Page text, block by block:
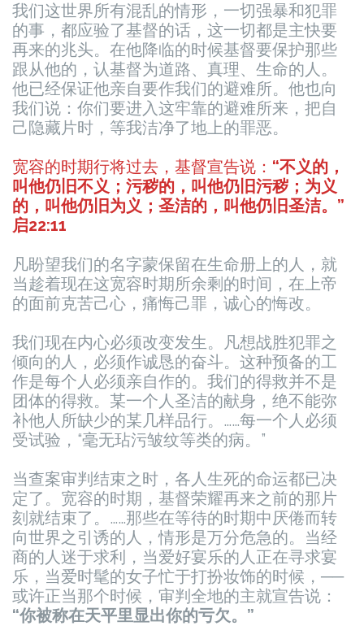
我们这世界所有混乱的情形，一切强暴和犯罪
的事，都应验了基督的话，这一切都是主快要
再来的兆头。在他降临的时候基督要保护那些
跟从他的，认基督为道路、真理、生命的人。
他已经保证他亲自要作我们的避难所。他也向
我们说：你们要进入这牢靠的避难所来，把自
己隐藏片时，等我洁净了地上的罪恶。
宽容的时期行将过去，基督宣告说： “不义的，
叫他仍旧不义；污秽的，叫他仍旧污秽；为义
的，叫他仍旧为义；圣洁的，叫他仍旧圣洁。”
启22:11
凡盼望我们的名字蒙保留在生命册上的人，就
当趁着现在这宽容时期所余剩的时间，在上帝
的面前克苦己心，痛悔己罪，诚心的悔改。
我们现在内心必须改变发生。凡想战胜犯罪之
倾向的人，必须作诚恳的奋斗。这种预备的工
作是每个人必须亲自作的。我们的得救并不是
团体的得救。某一个人圣洁的献身，绝不能弥
补他人所缺少的某几样品行。……每一个人必须
受试验，“毫无玷污皱纹等类的病。”
当查案审判结束之时，各人生死的命运都已决
定了。宽容的时期，基督荣耀再来之前的那片
刻就结束了。……那些在等待的时期中厌倦而转
向世界之引诱的人，情形是万分危急的。当经
商的人迷于求利，当爱好宴乐的人正在寻求宴
乐，当爱时髦的女子忙于打扮妆饰的时候，──
或许正当那个时候，审判全地的主就宣告说：
“你被称在天平里显出你的亏欠。”